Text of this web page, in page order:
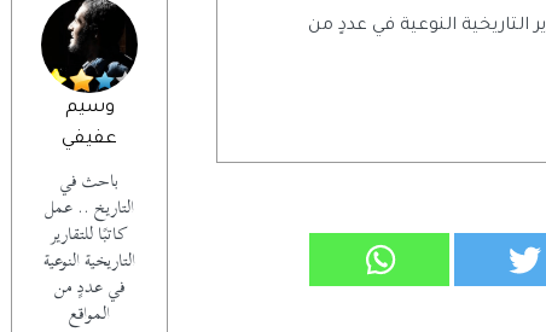
وسيم
عفيفي
باحث في
التاريخ .. عمل
كاتبًا للتقارير
التاريخية النوعية
في عددٍ من
المواقع
التاريخية النوعية في عددٍ من